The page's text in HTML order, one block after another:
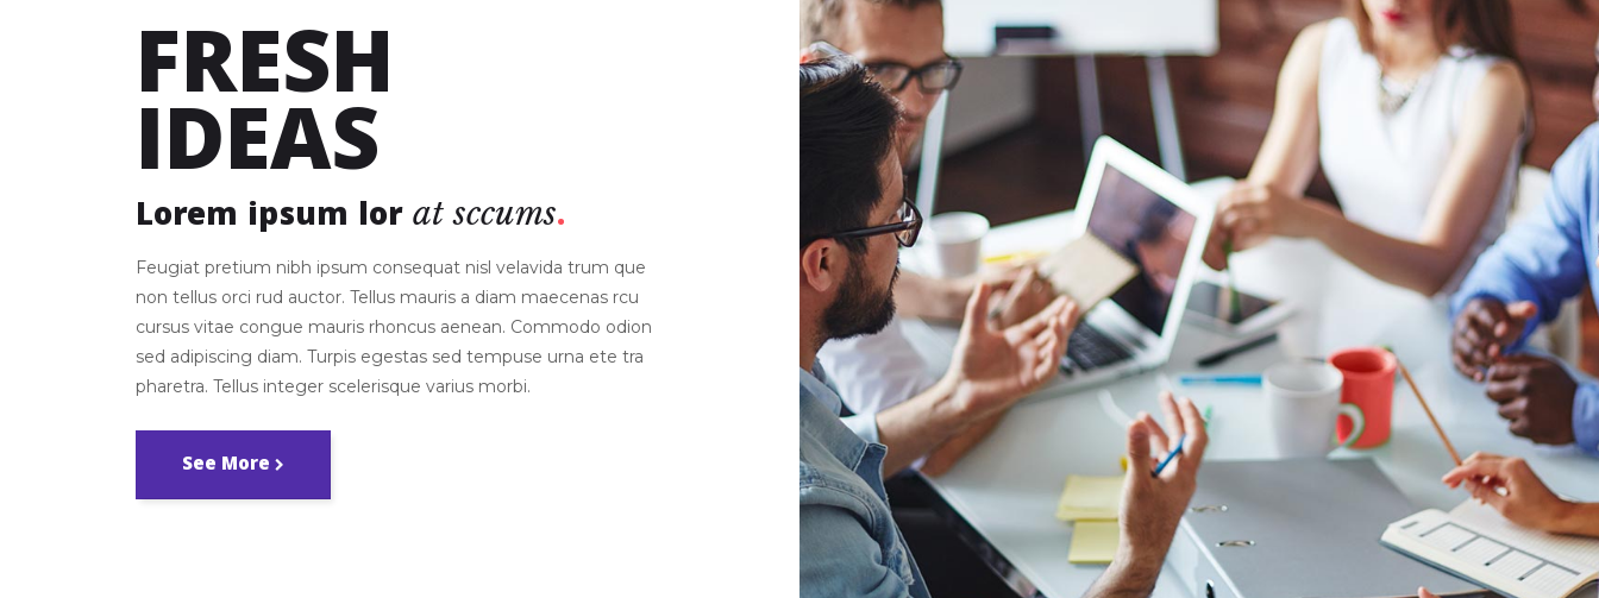
FRESH
IDEAS
Lorem ipsum lorat sccums
Feugiat pretium nibh ipsum consequat nisl velavida trum que
non tellus orci rud auctor. Tellus mauris a diam maecenas rcu
cursus vitae congue mauris rhoncus aenean. Commodo odion
sed adipiscing diam. Turpis egestas sed tempuse urna ete tra
pharetra. Tellus integer scelerisque varius morbi.
See More